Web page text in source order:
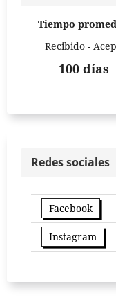
Tiempo
Recibido -
100 días
Redes sociales
Facebook
Instagram